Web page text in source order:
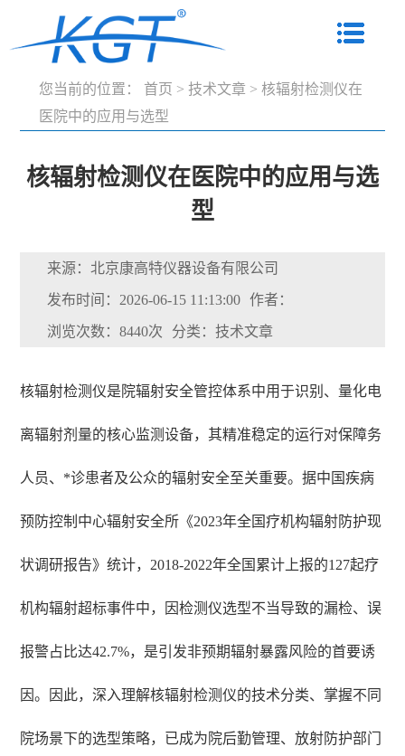
您当前的位置： 首页 > 技术文章 > 核辐射检测仪在
医院中的应用与选型
核辐射检测仪在医院中的应用与选
型
来源：北京康高特仪器设备有限公司
发布时间：2026-06-15 11:13:00 作者：
浏览次数：8440次 分类：技术文章
核辐射检测仪是院辐射安全管控体系中用于识别、量化电
离辐射剂量的核心监测设备，其精准稳定的运行对保障务
人员、*诊患者及公众的辐射安全至关重要。据中国疾病
预防控制中心辐射安全所《2023年全国疗机构辐射防护现
状调研报告》统计，2018-2022年全国累计上报的127起疗
机构辐射超标事件中，因检测仪选型不当导致的漏检、误
报警占比达42.7%，是引发非预期辐射暴露风险的首要诱
因。因此，深入理解核辐射检测仪的技术分类、掌握不同
院场景下的选型策略，已成为院后勤管理、放射防护部门